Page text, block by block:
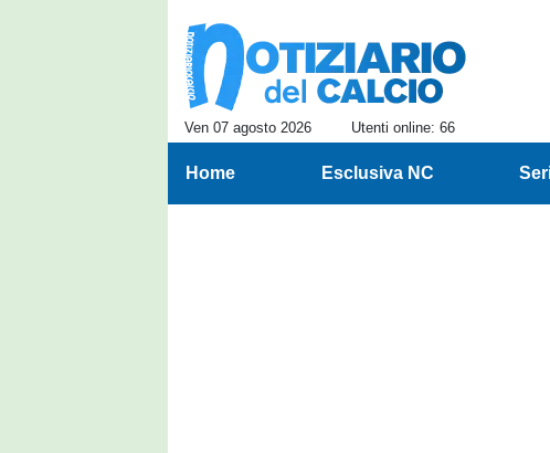
Ven 07 agosto 2026 Utenti online: 66
Home Esclusiva NC